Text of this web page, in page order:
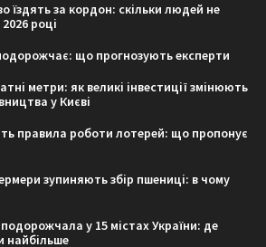
їздять за кордон: скільки людей не
році
що прогнозують експерти
метри: як великі інвестиції змінюють
у Києві
правила роботи лотерей: що пропонує
зупиняють збір пшениці: в чому
у 15 містах України: де
найбільше